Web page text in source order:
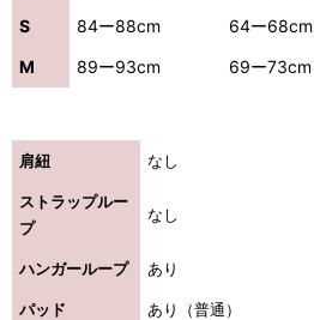
S
84ー88cm 64ー68cm
M
89ー93cm 69ー73cm
肩紐 なし
ストラップルー
プ
なし
ハンガーループ あり
パッド あり（普通）